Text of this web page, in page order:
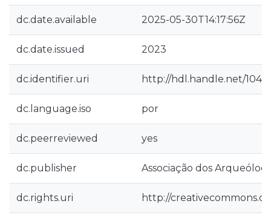
dc.date.available 2025-05-30T14:17:56Z
dc.date.issued 2023
dc.identifier.uri http://hdl.handle.net/
dc.language.iso por
dc.peerreviewed yes
dc.publisher Associação dos
dc.rights.uri http://